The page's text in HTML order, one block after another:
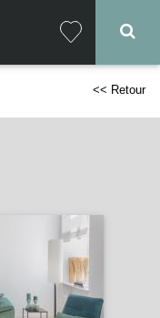
<< Retour